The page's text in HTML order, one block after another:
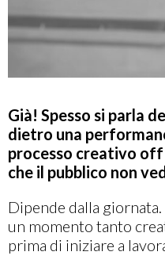
Già! Spesso si parla
dietro una
processo creativo
che il pubblico non
Dipende dalla
un momento tanto
prima di iniziare a